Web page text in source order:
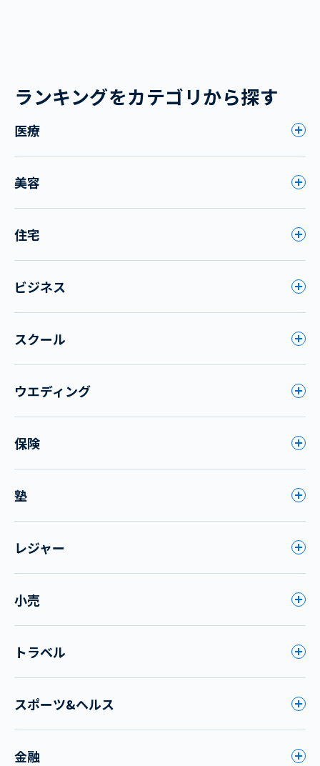
ランキングをカテゴリから探す
医療
美容
住宅
ビジネス
スクール
ウエディング
保険
塾
レジャー
小売
トラベル
スポーツ&ヘルス
金融